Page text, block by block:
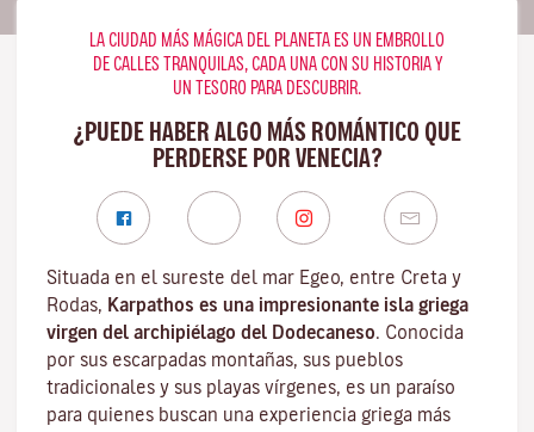
LA CIUDAD MÁS MÁGICA DEL PLANETA ES UN EMBROLLO
DE CALLES TRANQUILAS, CADA UNA CON SU HISTORIA Y
UN TESORO PARA DESCUBRIR.
¿PUEDE HABER ALGO MÁS ROMÁNTICO QUE
PERDERSE POR VENECIA?
Situada en el sureste del mar Egeo, entre Creta y
Rodas, Karpathos es una impresionante isla griega
virgen del archipiélago del Dodecaneso. Conocida
por sus escarpadas montañas, sus pueblos
tradicionales y sus playas vírgenes, es un paraíso
para quienes buscan una experiencia griega más